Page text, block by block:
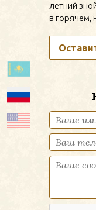
летний
в горячем,
Телефон